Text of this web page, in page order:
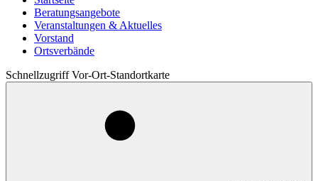
Beratungsangebote
Veranstaltungen & Aktuelles
Vorstand
Ortsverbände
Schnellzugriff Vor-Ort-Standortkarte